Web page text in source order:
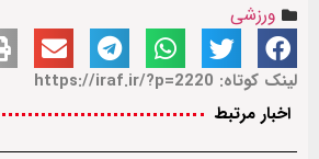
ورزشی
لینک کوتاه: https://iraf.ir/?p=2220
اخبار مرتبط